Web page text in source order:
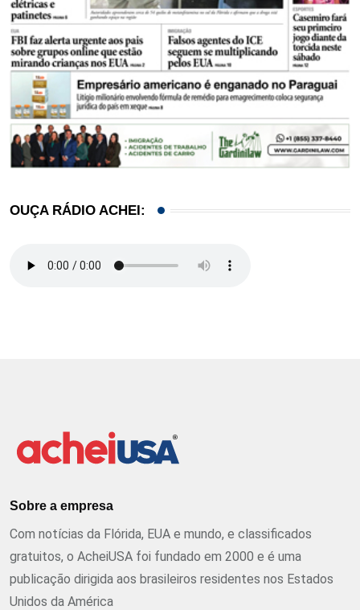
OUÇA RÁDIO ACHEI:
Sobre a empresa
Com notícias da Flórida, EUA e mundo, e classificados
gratuitos, o AcheiUSA foi fundado em 2000 e é uma
publicação dirigida aos brasileiros residentes nos Estados
Unidos da América